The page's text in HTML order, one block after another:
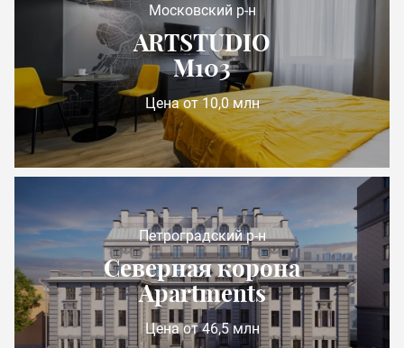
Московский р-н
ARTSTUDIO
М103
Цена от 10,0 млн
Петроградский р-н
Северная корона
Apartments
Цена от 46,5 млн